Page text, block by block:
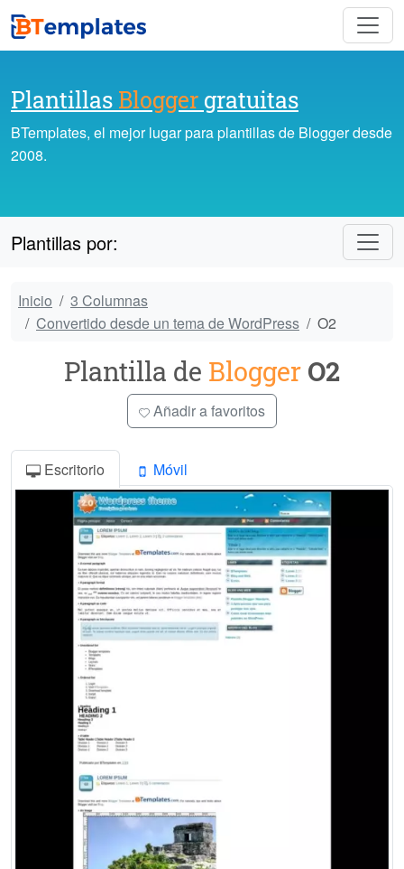
Plantillas Blogger gratuitas
BTemplates, el mejor lugar para plantillas de Blogger desde
2008.
Plantillas por:
Inicio
3 Columnas
Convertido desde un tema de WordPress
O2
Plantilla de Blogger O2
Añadir a favoritos
Escritorio Móvil